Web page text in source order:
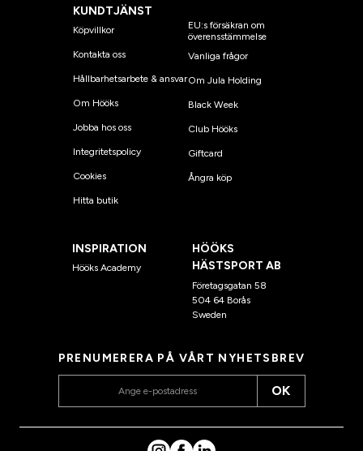
KUNDTJÄNST
Köpvillkor
Kontakta oss
Hållbarhetsarbete & ansvar
Om Hööks
Jobba hos oss
Integritetspolicy
Cookies
Hitta butik
EU:s försäkran om
överensstämmelse
Vanliga frågor
Om Jula Holding
Black Week
Club Hööks
Giftcard
Ångra köp
INSPIRATION
Hööks Academy
HÖÖKS
HÄSTSPORT AB
Företagsgatan 58
504 64 Borås
Sweden
PRENUMERERA PÅ VÅRT NYHETSBREV
OK